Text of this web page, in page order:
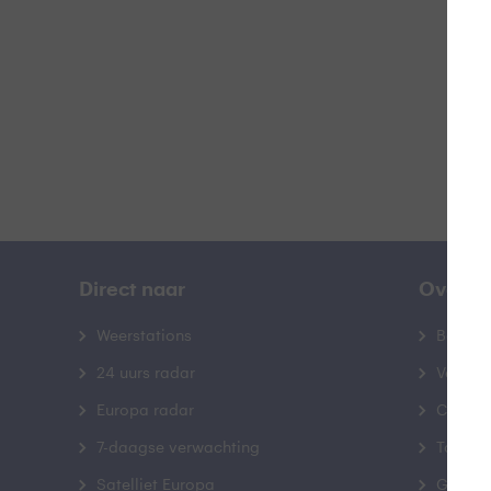
Direct naar
Weerstations
24 uurs radar
Europa radar
7-daagse verwachting
Satelliet Europa
Over
Contact